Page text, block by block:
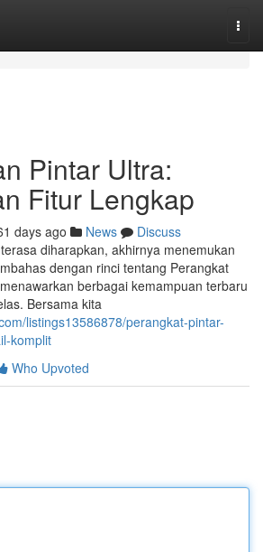
Pintar Ultra:
Fitur Lengkap
days ago News
Discuss
diharapkan, akhirnya menemukan
dengan rinci tentang Perangkat
berbagai kemampuan terbaru
Bersama kita
listings13586878/perangkat-pintar-
komplit
Who Upvoted